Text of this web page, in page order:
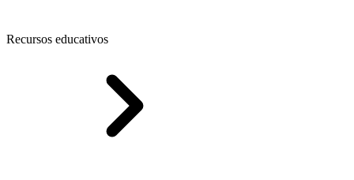
Recursos educativos